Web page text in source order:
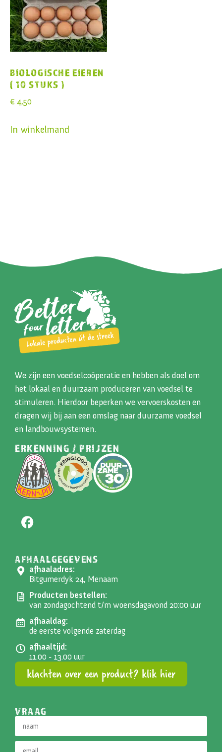
BIOLOGISCHE EIEREN
( 10 STUKS )
€ 4,50
In winkelmand
We zijn een voedselcoöperatie en hebben als doel om
het lokaal en duurzaam produceren van voedsel te
stimuleren. Hierdoor beperken we vervoerskosten en
dragen wij bij aan een omslag naar duurzame voedsel
en landbouwsystemen.
ERKENNING / PRIJZEN
AFHAALGEGEVENS
afhaaladres:
Bitgumerdyk 24, Menaam
Producten bestellen:
van zondagochtend t/m woensdagavond 20:00 uur
afhaaldag:
de eerste volgende zaterdag
afhaaltijd:
11.00 - 13.00 uur
klachten over een product? klik hier
VRAAG